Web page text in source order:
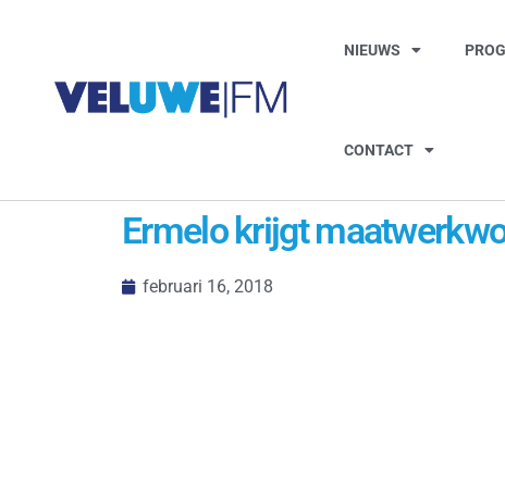
NIEUWS
CONTACT
Ermelo krijgt
februari 16, 2018